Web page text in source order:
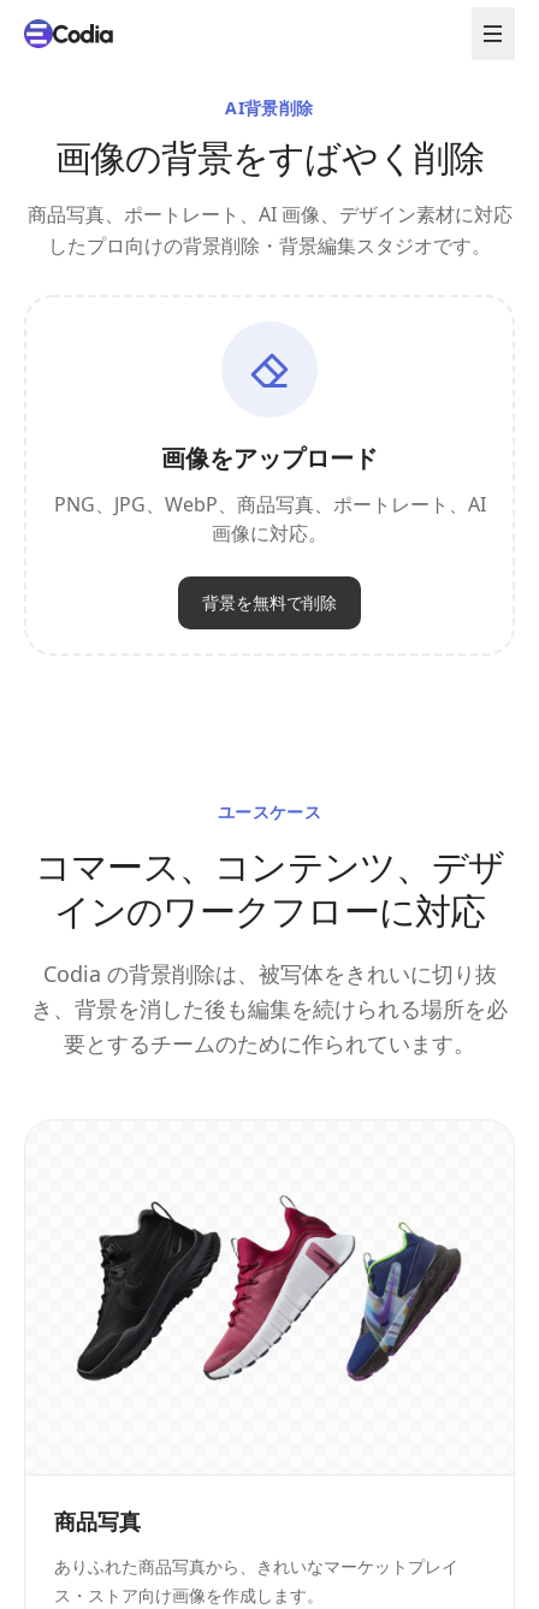
AI背景削除
画像の背景をすばやく削除
商品写真、ポートレート、AI 画像、デザイン素材に対応
したプロ向けの背景削除・背景編集スタジオです。
画像をアップロード
PNG、JPG、WebP、商品写真、ポートレート、AI
画像に対応。
背景を無料で削除
ユースケース
コマース、コンテンツ、デザ
インのワークフローに対応
Codia の背景削除は、被写体をきれいに切り抜
き、背景を消した後も編集を続けられる場所を必
要とするチームのために作られています。
商品写真
ありふれた商品写真から、きれいなマーケットプレイ
ス・ストア向け画像を作成します。